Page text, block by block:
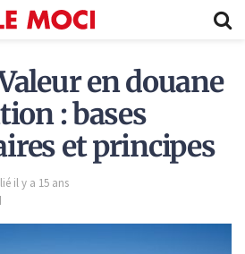
en douane
: bases
et principes
il y a 15 ans